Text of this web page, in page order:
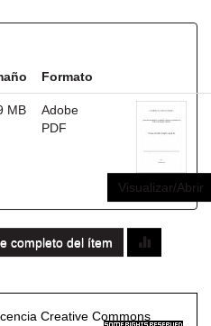
Formato
MB
Adobe
PDF
Visualizar/Abrir
completo del ítem
Creative Commons